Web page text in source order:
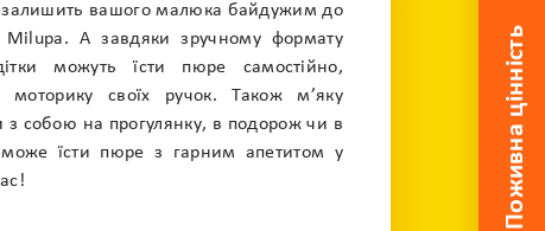
залишить вашого малюка байдужим до
А завдяки зручному формату
можуть їсти пюре самостійно,
моторику своїх ручок. Також м’яку
з собою на прогулянку, в подорож чи в
їсти пюре з гарним апетитом у
Поживна цінність